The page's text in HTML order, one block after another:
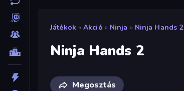
Játékok » Akció » Ninja » Ninja Hands 2
Ninja Hands 2
Megosztás